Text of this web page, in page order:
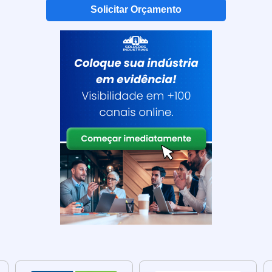
Rígidos
uma série de benefícios para a proteção e condução
rígidos proporcionam uma camada de
umidade, corrosão e outros elementos externos.
a condução segura dos cabos elétricos, evitando
circuitos e choques elétricos.
rígidos contribuem para a organização e estética
Solicitar Orçamento